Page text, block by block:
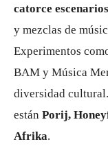
catorce escenarios
y mezclas de
Experimentos
BAM y Música
diversidad
están Porij,
Afrika.